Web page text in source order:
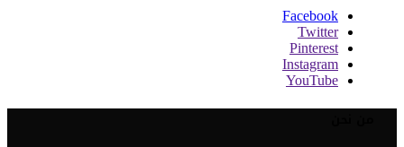
Facebook
Twitter
Pinterest
Instagram
YouTube